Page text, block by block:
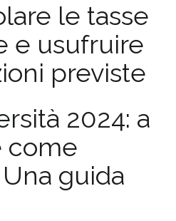
le tasse
e usufruire
previste
2024: a
come
guida